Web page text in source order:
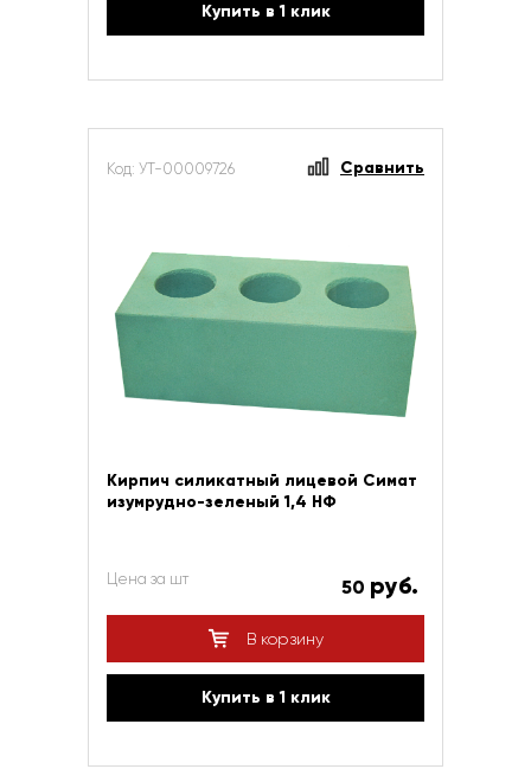
Купить в 1 клик
Код: УТ-00009726 Сравнить
Кирпич силикатный лицевой Симат
изумрудно-зеленый 1,4 НФ
Цена за шт 50 руб.
В корзину
Купить в 1 клик